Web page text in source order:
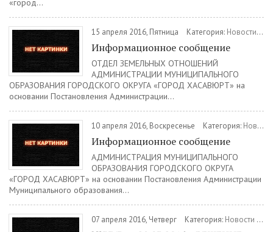
«город...
15 апреля 2016, Пятница Категория: Новости/
Информационное сообщение
ОТДЕЛ ЗЕМЕЛЬНЫХ ОТНОШЕНИЙ
АДМИНИСТРАЦИИ МУНИЦИПАЛЬНОГО
ОБРАЗОВАНИЯ ГОРОДСКОГО ОКРУГА «ГОРОД ХАСАВЮРТ» на
основании Постановления Администрации...
10 апреля 2016, Воскресенье Категория: Новости
Информационное сообщение
АДМИНИСТРАЦИЯ МУНИЦИПАЛЬНОГО
ОБРАЗОВАНИЯ ГОРОДСКОГО ОКРУГА
«ГОРОД ХАСАВЮРТ» на основании Постановления Администрации
Муниципального образования...
07 апреля 2016, Четверг Категория: Новости